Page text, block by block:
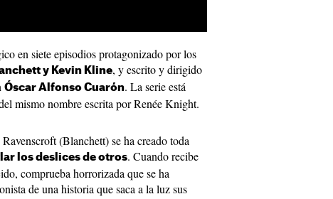
en siete episodios protagonizado por los
y Kevin Kline, y escrito y dirigido
Óscar Alfonso Cuarón. La serie está
mismo nombre escrita por Renée Knight.
(Blanchett) se ha creado toda
los deslices de otros. Cuando recibe
comprueba horrorizada que se ha
de una historia que saca a la luz sus